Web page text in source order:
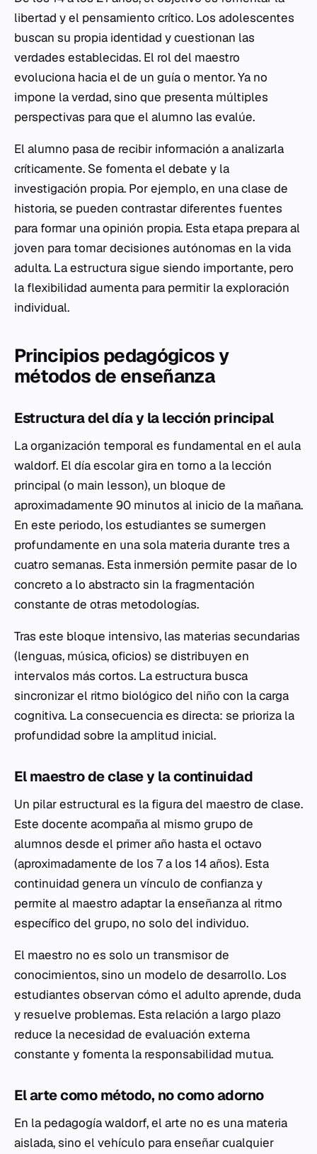
libertad y el pensamiento crítico. Los adolescentes
buscan su propia identidad y cuestionan las
verdades establecidas. El rol del maestro
evoluciona hacia el de un guía o mentor. Ya no
impone la verdad, sino que presenta múltiples
perspectivas para que el alumno las evalúe.
El alumno pasa de recibir información a analizarla
críticamente. Se fomenta el debate y la
investigación propia. Por ejemplo, en una clase de
historia, se pueden contrastar diferentes fuentes
para formar una opinión propia. Esta etapa prepara al
joven para tomar decisiones autónomas en la vida
adulta. La estructura sigue siendo importante, pero
la flexibilidad aumenta para permitir la exploración
individual.
Principios pedagógicos y
métodos de enseñanza
Estructura del día y la lección principal
La organización temporal es fundamental en el aula
waldorf. El día escolar gira en torno a la lección
principal(o main lesson), un bloque de
aproximadamente 90 minutos al inicio de la mañana.
En este periodo, los estudiantes se sumergen
profundamente en una sola materia durante tres a
cuatro semanas. Esta inmersión permite pasar de lo
concreto a lo abstracto sin la fragmentación
constante de otras metodologías.
Tras este bloque intensivo, las materias secundarias
(lenguas, música, oficios) se distribuyen en
intervalos más cortos. La estructura busca
sincronizar el ritmo biológico del niño con la carga
cognitiva. La consecuencia es directa: se prioriza la
profundidad sobre la amplitud inicial.
El maestro de clase y la continuidad
Un pilar estructural es la figura del maestro de clase.
Este docente acompaña al mismo grupo de
alumnos desde el primer año hasta el octavo
(aproximadamente de los 7 a los 14 años). Esta
continuidad genera un vínculo de confianza y
permite al maestro adaptar la enseñanza al ritmo
específico del grupo, no solo del individuo.
El maestro no es solo un transmisor de
conocimientos, sino un modelo de desarrollo. Los
estudiantes observan cómo el adulto aprende, duda
y resuelve problemas. Esta relación a largo plazo
reduce la necesidad de evaluación externa
constante y fomenta la responsabilidad mutua.
El arte como método, no como adorno
En la pedagogía waldorf, el arte no es una materia
aislada, sino el vehículo para enseñar cualquier